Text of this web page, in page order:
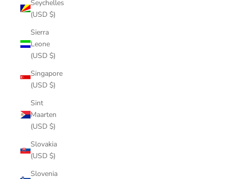
Seychelles
(USD $)
Sierra
Leone
(USD $)
Singapore
(USD $)
Sint
Maarten
(USD $)
Slovakia
(USD $)
Slovenia